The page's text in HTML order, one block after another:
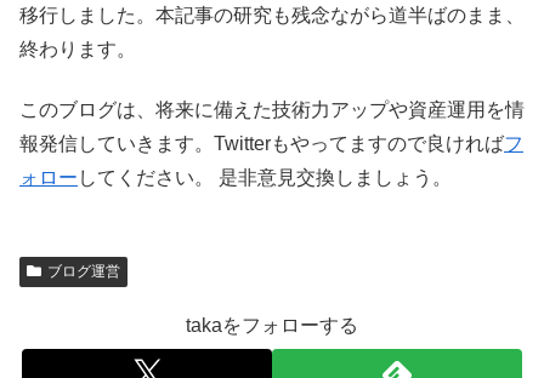
移行しました。本記事の研究も残念ながら道半ばのまま、
終わります。
このブログは、将来に備えた技術力アップや資産運用を情
報発信していきます。Twitterもやってますので良ければフ
ォロー してください。 是非意見交換しましょう。
ブログ運営
takaをフォローする